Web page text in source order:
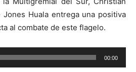
Huala entrega una positiva
al combate de este flagelo.
00:00